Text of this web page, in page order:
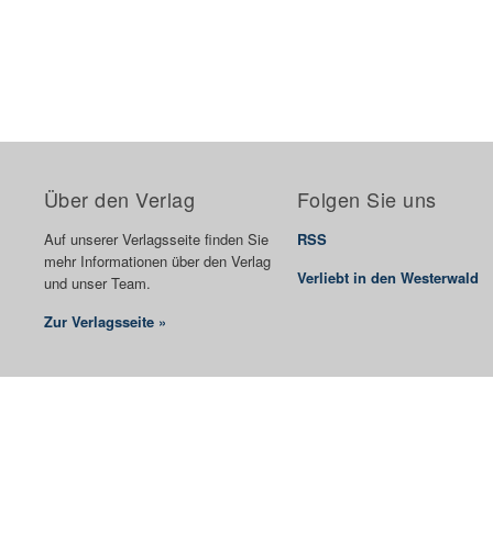
Über den Verlag
Auf unserer Verlagsseite finden Sie
mehr Informationen über den Verlag
und unser Team.
Zur Verlagsseite »
Folgen Sie uns
RSS
Verliebt in den Westerwald